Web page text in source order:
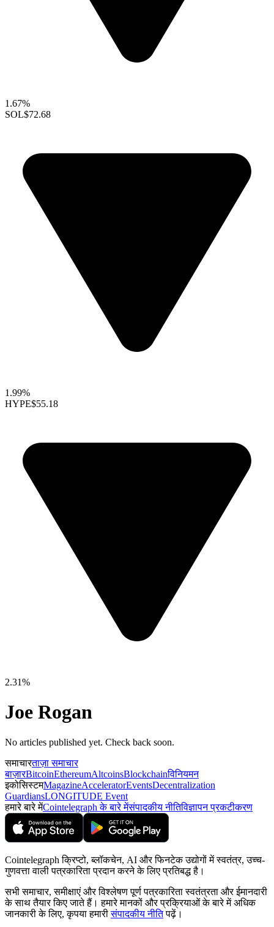
1.67%
SOL$72.68
1.99%
HYPE$55.18
2.31%
Joe Rogan
No articles published yet. Check back soon.
समाचारताज़ा समाचार
बाज़ारBitcoinEthereumAltcoinsBlockchainविनियमन
इकोसिस्टमMagazineAcceleratorEventsDecentralization
GuardiansLONGITUDE Event
हमारे बारे मेंCointelegraph के बारे मेंसंपादकीय नीतिविज्ञापन प्रकटीकरण
Cointelegraph क्रिप्टो, ब्लॉकचेन, AI और फिनटेक उद्योगों में स्वतंत्र, उच्च-
गुणवत्ता वाली पत्रकारिता प्रदान करने के लिए प्रतिबद्ध है।
सभी समाचार, समीक्षाएं और विश्लेषण पूर्ण पत्रकारिता स्वतंत्रता और ईमानदारी
के साथ तैयार किए जाते हैं। हमारे मानकों और प्रक्रियाओं के बारे में अधिक
जानकारी के लिए, कृपया हमारीसंपादकीय नीतिपढ़ें।